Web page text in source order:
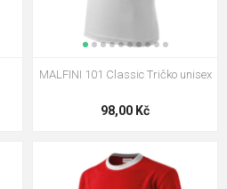
Basic Tričko dámské
99,00 Kč
117,00 Kč
Pure Tričko dámské
MALFINI 101 Classic Tričko unisex
98,00 Kč